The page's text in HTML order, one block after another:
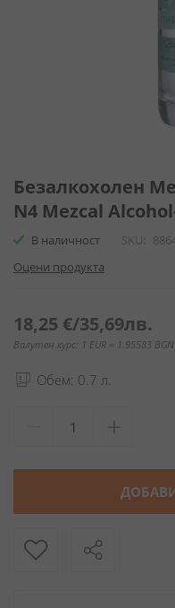
към
на
галерия
снимки
Безалкохолен
N4 Mezcal
В наличност SKU
Оцени продукта
18,25 €/35,69лв.
Валутен курс: 1 EUR = 1.95583 BGN
Обем: 0.7 л.